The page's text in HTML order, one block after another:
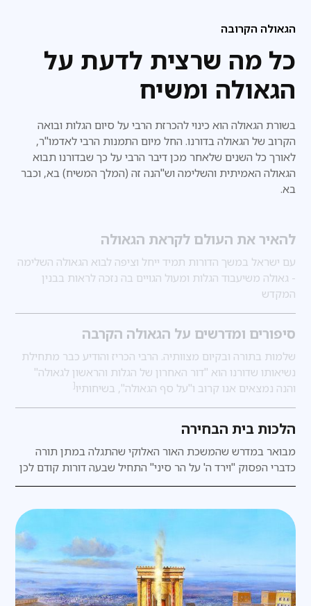
הגאולה הקרובה
כל מה שרצית לדעת על
הגאולה ומשיח
בשורת הגאולה הוא כינוי להכרזת הרבי על סיום הגלות ובואה
הקרוב של הגאולה בדורנו. החל מיום התמנות הרבי לאדמו"ר,
לאורך כל השנים שלאחר מכן דיבר הרבי על כך שבדורנו תבוא
הגאולה האמיתית והשלימה וש"הנה זה (המלך המשיח) בא, וכבר
בא.
להאיר את העולם לקראת הגאולה
עם ישראל במשך הדורות תמיד ייחל וציפה לבוא הגאולה השלימה
- גאולה משיעבוד הגלות ומעול הגויים בה נזכה לראות בבנין
המקדש
סיפורים ומדרשים על הגאולה הקרבה
שלמות בתורה ובקיום מצוותיה. הרבי הכריז והודיע כבר מתחילת
נשיאותו שדורנו הוא "דור האחרון של הגלות והראשון לגאולה"
והנה נמצאים אנו קרוב ו"על סף הגאולה", בשיחותיו[
הלכות בית הבחירה
מבואר במדרש שהמשכת האור האלוקי שהתגלה במתן תורה
כדברי הפסוק "וירד ה' על הר סיני" התחיל שבעה דורות קודם לכן